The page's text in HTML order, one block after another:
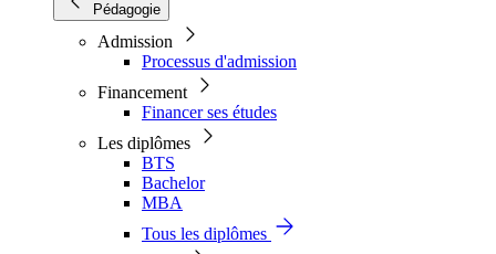
Pédagogie
Admission
Processus d'admission
Financement
Financer ses études
Les diplômes
BTS
Bachelor
MBA
Tous les diplômes